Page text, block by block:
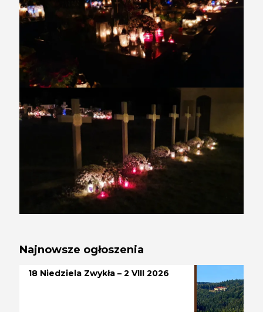
Najnowsze ogłoszenia
18 Niedziela Zwykła – 2 VIII 2026